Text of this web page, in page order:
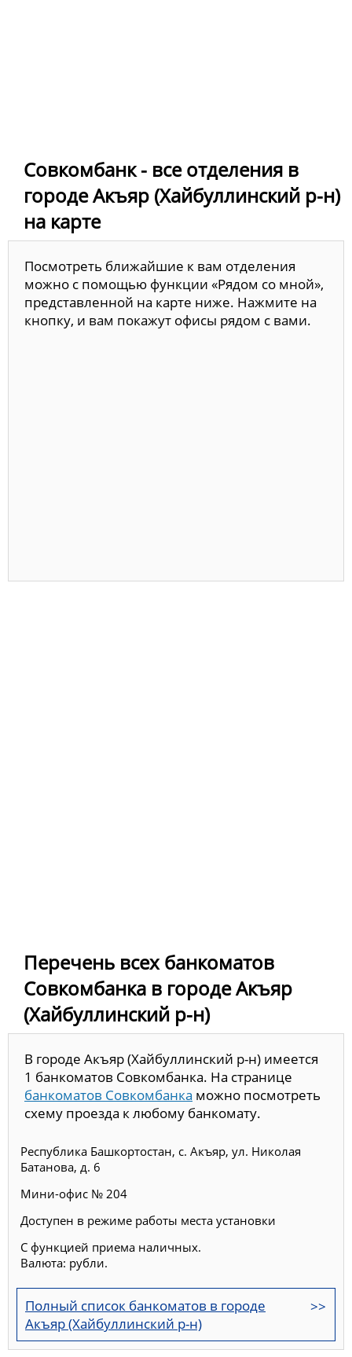
Совкомбанк - все отделения в
городе Акъяр (Хайбуллинский р-н)
на карте
Посмотреть ближайшие к вам отделения
можно с помощью функции «Рядом со мной»,
представленной на карте ниже. Нажмите на
кнопку, и вам покажут офисы рядом с вами.
Перечень всех банкоматов
Совкомбанка в городе Акъяр
(Хайбуллинский р-н)
В городе Акъяр (Хайбуллинский р-н) имеется
1 банкоматов Совкомбанка. На странице
банкоматов Совкомбанка можно посмотреть
схему проезда к любому банкомату.
Республика Башкортостан, с. Акъяр, ул. Николая
Батанова, д. 6
Мини-офис № 204
Доступен в режиме работы места установки
С функцией приема наличных.
Валюта: рубли.
Полный список банкоматов в городе
Акъяр (Хайбуллинский р-н)